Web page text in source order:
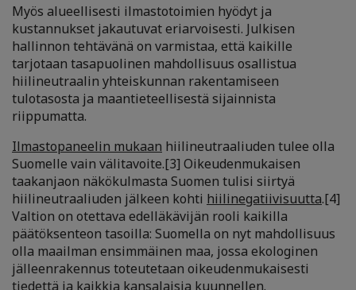
Myös alueellisesti ilmastotoimien hyödyt ja
kustannukset jakautuvat eriarvoisesti. Julkisen
hallinnon tehtävänä on varmistaa, että kaikille
tarjotaan tasapuolinen mahdollisuus osallistua
hiilineutraalin yhteiskunnan rakentamiseen
tulotasosta ja maantieteellisestä sijainnista
riippumatta.
Ilmastopaneelin mukaan hiilineutraaliuden tulee olla
Suomelle vain välitavoite.[3] Oikeudenmukaisen
taakanjaon näkökulmasta Suomen tulisi siirtyä
hiilineutraaliuden jälkeen kohti hiilinegatiivisuutta.[4]
Valtion on otettava edelläkävijän rooli kaikilla
päätöksenteon tasoilla: Suomella on nyt mahdollisuus
olla maailman ensimmäinen maa, jossa ekologinen
jälleenrakennus toteutetaan oikeudenmukaisesti
tiedettä ja kaikkia kansalaisia kuunnellen.